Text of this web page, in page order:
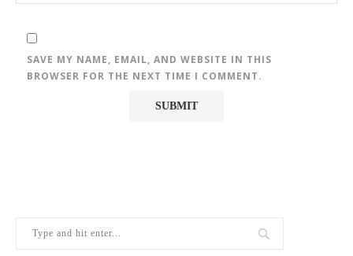
SAVE MY NAME, EMAIL, AND WEBSITE IN THIS
BROWSER FOR THE NEXT TIME I COMMENT.